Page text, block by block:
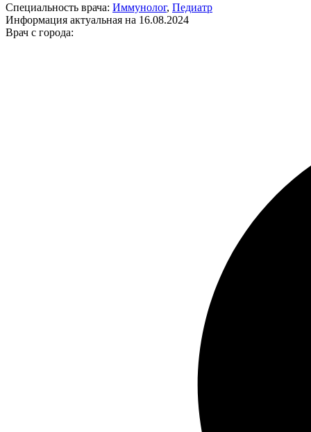
Специальность врача: Иммунолог, Педиатр
Информация актуальная на 16.08.2024
Врач с города: